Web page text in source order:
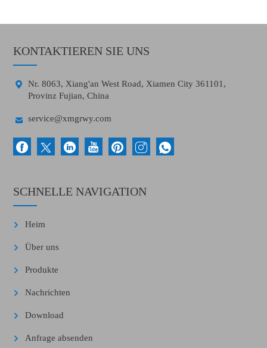
KONTAKTIEREN SIE UNS

Nr. 8063, Xiang'an West Road, Xiamen City 361101,
Provinz Fujian, China
 service@xmgrwy.com
SCHNELLE NAVIGATION
Heim
Über uns
Produkte
Nachrichten
Download
Anfrage absenden